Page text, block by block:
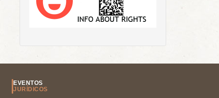
EVENTOS
JURÍDICOS